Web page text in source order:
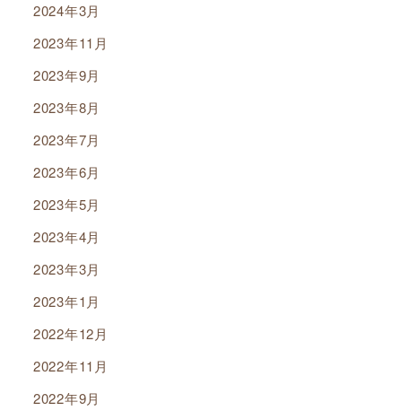
2024年3月
2023年11月
2023年9月
2023年8月
2023年7月
2023年6月
2023年5月
2023年4月
2023年3月
2023年1月
2022年12月
2022年11月
2022年9月